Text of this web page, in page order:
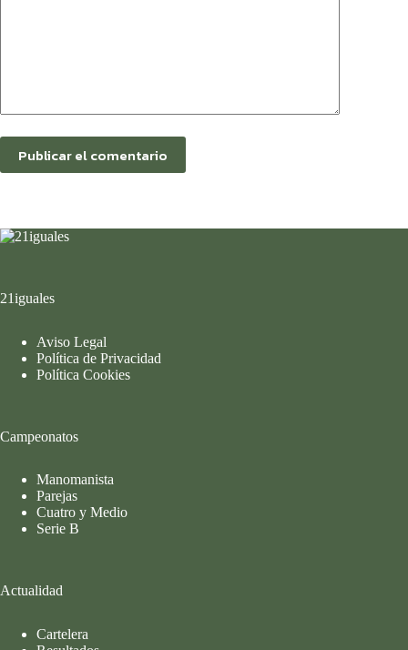
Publicar el comentario
21iguales
Aviso Legal
Política de Privacidad
Política Cookies
Campeonatos
Manomanista
Parejas
Cuatro y Medio
Serie B
Actualidad
Cartelera